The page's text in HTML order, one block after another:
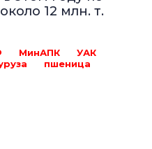
12 млн. т.
МинАПК
УАК
пшеница